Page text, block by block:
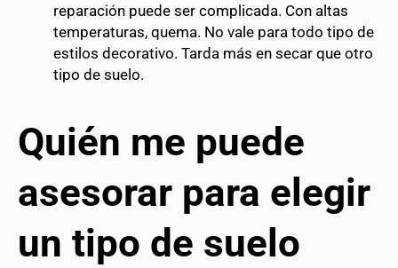
reparación puede ser complicada. Con altas
temperaturas, quema. No vale para todo tipo de
estilos decorativo. Tarda más en secar que otro
tipo de suelo.
Quién me puede
asesorar para elegir
un tipo de suelo